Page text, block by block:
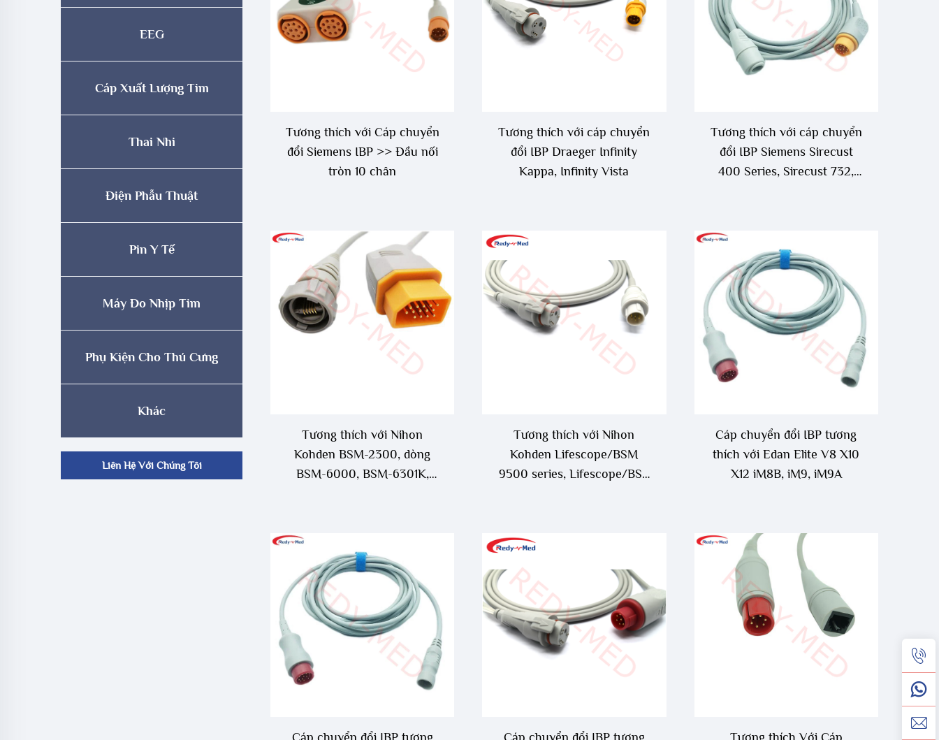
EEG
Cáp Xuất Lượng Tim
Thai Nhi
Điện Phẫu Thuật
Pin Y Tế
Máy Đo Nhịp Tim
Phụ Kiện Cho Thú Cưng
Khác
Liên Hệ Với Chúng Tôi
Tương thích với Cáp chuyển
đổi Siemens IBP >> Đầu nối
tròn 10 chân
Tương thích với cáp chuyển
đổi IBP Draeger Infinity
Kappa, Infinity Vista
Tương thích với cáp chuyển
đổi IBP Siemens Sirecust
400 Series, Sirecust 732,
Tương thích với Nihon
Kohden BSM-2300, dòng
BSM-6000, BSM-6301K,
Tương thích với Nihon
Kohden Lifescope/BSM
9500 series, Lifescope/BSS
Cáp chuyển đổi IBP tương
thích với Edan Elite V8 X10
X12 iM8B, iM9, iM9A